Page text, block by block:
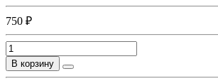
750 ₽
В корзину